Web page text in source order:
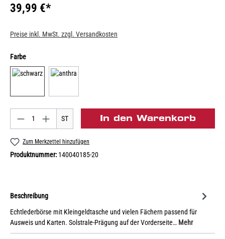
39,99 €*
Preise inkl. MwSt. zzgl. Versandkosten
Farbe
ST In den Warenkorb
Zum Merkzettel hinzufügen
Produktnummer: 140040185-20
Beschreibung
Echtlederbörse mit Kleingeldtasche und vielen Fächern passend für
Ausweis und Karten. Solstrale-Prägung auf der Vorderseite… Mehr